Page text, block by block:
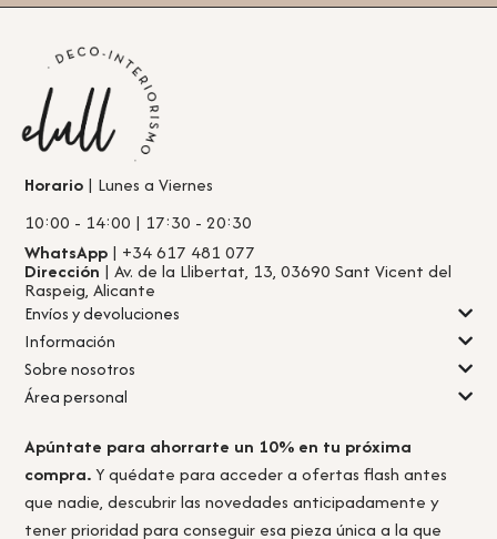
Horario | Lunes a Viernes
10:00 - 14:00 | 17:30 - 20:30
WhatsApp | +34 617 481 077
Dirección | Av. de la Llibertat, 13, 03690 Sant Vicent del
Raspeig, Alicante
Envíos y devoluciones
Información
Sobre nosotros
Área personal
Apúntate para ahorrarte un 10% en tu próxima
compra.Y quédate para acceder a ofertas flash antes
que nadie, descubrir las novedades anticipadamente y
tener prioridad para conseguir esa pieza única a la que